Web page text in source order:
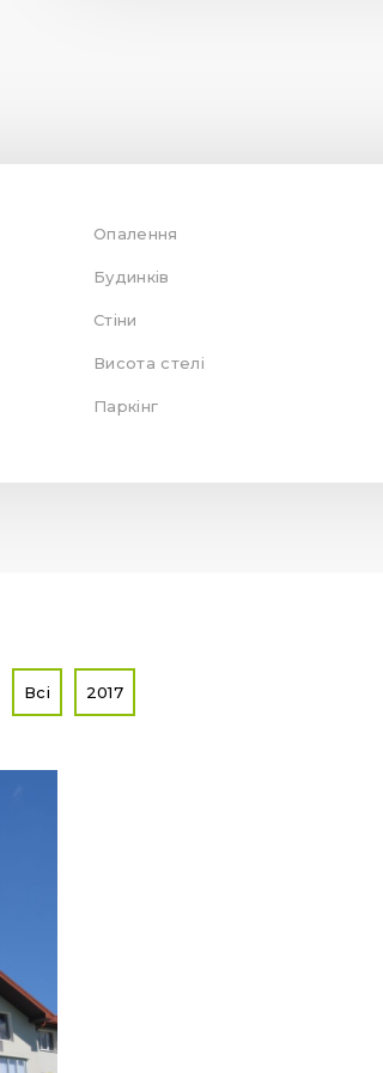
Опалення
Будинків
Стіни
Висота стелі
Паркінг
Всі 2017